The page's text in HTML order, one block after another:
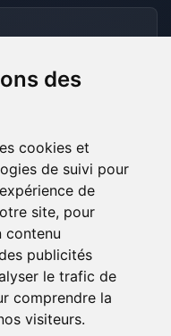
des
cookies et
de suivi pour
de
site, pour
contenu
publicités
le trafic de
comprendre la
visiteurs.
ACCEPTÉS